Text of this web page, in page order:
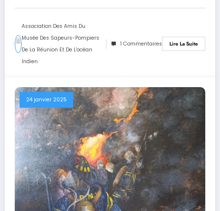
Association Des Amis Du
Musée Des Sapeurs-Pompiers
De La Réunion Et De L'océan
Indien
1 Commentaires Lire La Suite
24 janvier 2025